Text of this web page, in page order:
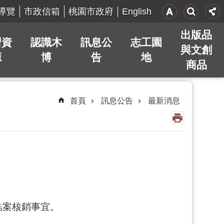
覽 市政信箱 桃園市政府 English
認識木
博
訊息公
告
志工園
地
出版品
與文創
商品
首頁 訊息公告 最新消息
核銷事宜。